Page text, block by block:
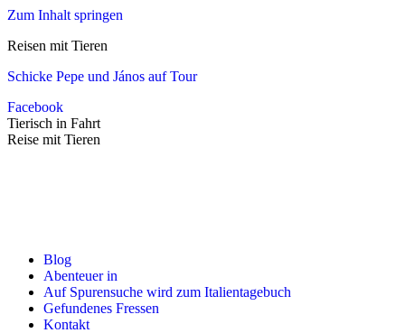
Zum Inhalt springen
Reisen mit Tieren
Schicke Pepe und János auf Tour
Facebook
Tierisch in Fahrt
Reise mit Tieren
Blog
Abenteuer in
Auf Spurensuche wird zum Italientagebuch
Gefundenes Fressen
Kontakt